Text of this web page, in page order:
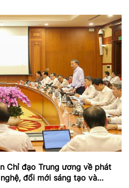
Chỉ đạo Trung ương về phát
đổi mới sáng tạo và